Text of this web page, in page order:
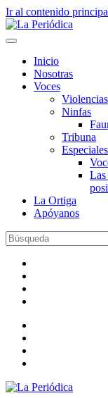
Ir al contenido
Inicio
Nosotras
Voces
Violencias
Ninfas
Tribuna
Especiales
Las
La Ortiga
Apóyanos